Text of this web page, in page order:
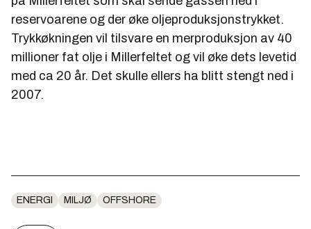
reservoarene og der øke oljeproduksjonstrykket.
Trykkøkningen vil tilsvare en merproduksjon av 40
millioner fat olje i Millerfeltet og vil øke dets levetid
med ca 20 år. Det skulle ellers ha blitt stengt ned i
2007.
ENERGI MILJØ OFFSHORE